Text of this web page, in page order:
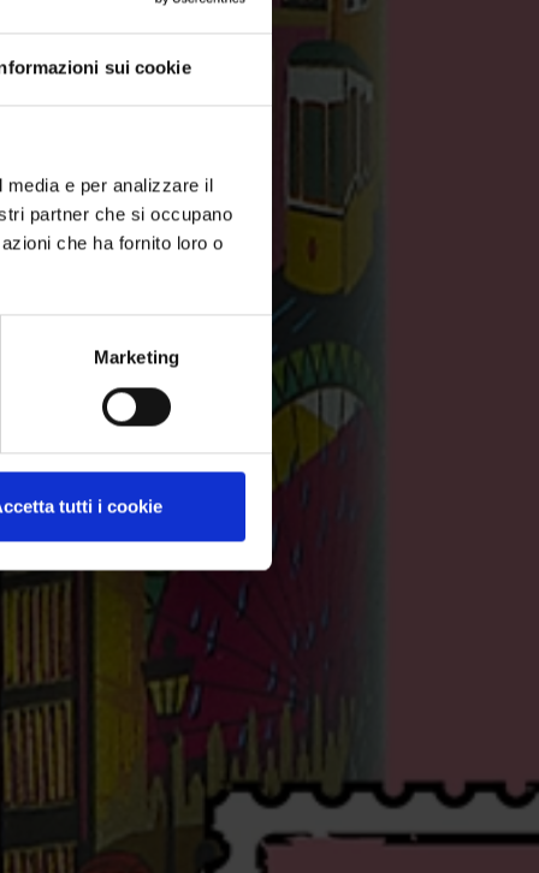
sui cookie
e per analizzare il
partner che si occupano
che ha fornito loro o
Marketing
tutti i cookie